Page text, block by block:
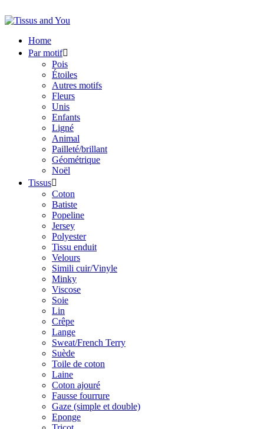
Home
Par motif
Pois
Étoiles
Autres motifs
Fleurs
Unis
Enfants
Ligné
Animal
Pailleté/brillant
Géométrique
Noël
Tissus
Coton
Batiste
Popeline
Jersey
Polyester
Tissu enduit
Velours
Simili cuir/Vinyle
Minky
Viscose
Soie
Lin
Crêpe
Lange
Sweat/French Terry
Suède
Toile de coton
Laine
Coton ajouré
Fausse fourrure
Gaze (simple et double)
Eponge